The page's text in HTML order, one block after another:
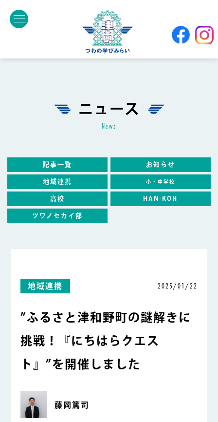
ニュース
news
記事一覧 お知らせ
地域連携 小・中学校
高校 HAN-KOH
ツワノセカイ部
地域連携 2025/01/22
”ふるさと津和野町の謎解きに
挑戦！『にちはらクエス
ト』”を開催しました
藤岡篤司